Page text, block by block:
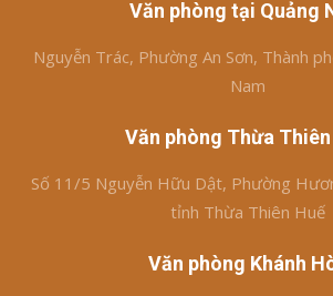
Văn phòng tại Quảng
Nguyễn Trác, Phường An Sơn, Thành
Nam
Văn phòng Thừa
Số 11/5 Nguyễn Hữu Dật, Phường
tỉnh Thừa Thiên Huế
Văn phòng Khánh